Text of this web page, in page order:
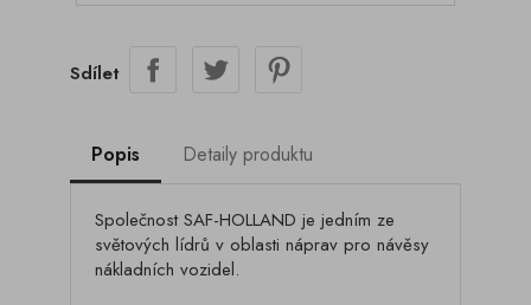
Sdílet
Popis Detaily produktu
Společnost SAF-HOLLAND je jedním ze
světových lídrů v oblasti náprav pro návěsy
nákladních vozidel.